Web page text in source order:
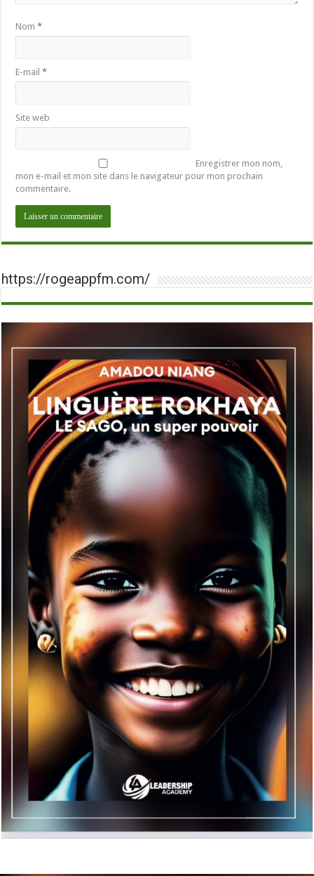
Nom*
E-mail*
Site web
Enregistrer mon nom,
mon e-mail et mon site dans le navigateur pour mon prochain
commentaire.
https://rogeappfm.com/